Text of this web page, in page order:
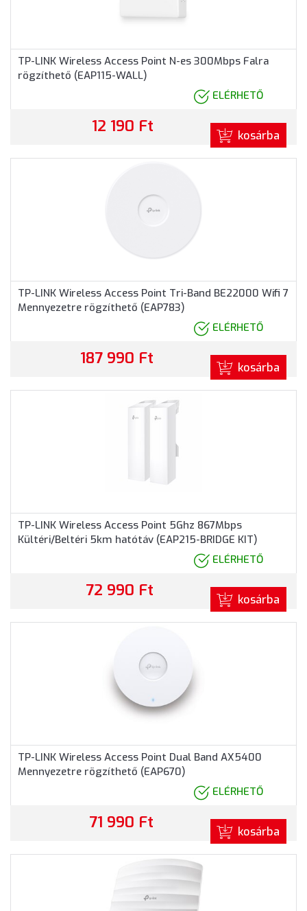
TP-LINK Wireless Access Point N-es 300Mbps Falra
rögzíthető (EAP115-WALL)
ELÉRHETŐ
12 190 Ft kosárba
TP-LINK Wireless Access Point Tri-Band BE22000 Wifi 7
Mennyezetre rögzíthető (EAP783)
ELÉRHETŐ
187 990 Ft kosárba
TP-LINK Wireless Access Point 5Ghz 867Mbps
Kültéri/Beltéri 5km hatótáv (EAP215-BRIDGE KIT)
ELÉRHETŐ
72 990 Ft kosárba
TP-LINK Wireless Access Point Dual Band AX5400
Mennyezetre rögzíthető (EAP670)
ELÉRHETŐ
71 990 Ft kosárba